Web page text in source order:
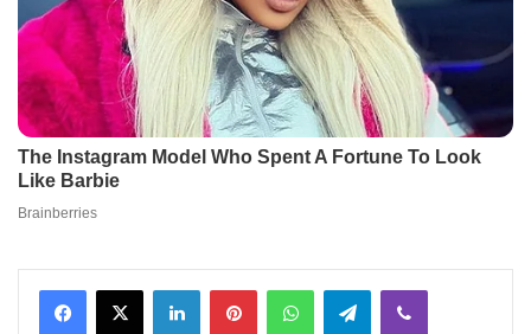
Facebook
X LinkedInPinterestWhatsAppTelegramViber